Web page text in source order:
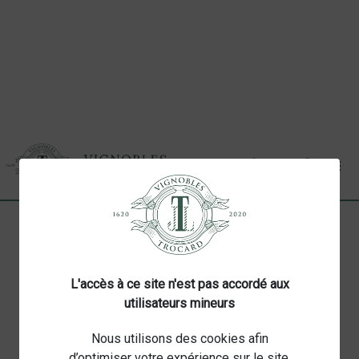
L'accès à ce site n'est pas accordé aux
utilisateurs mineurs
Nous utilisons des cookies afin

CRÉMANT DE BORDEAUX